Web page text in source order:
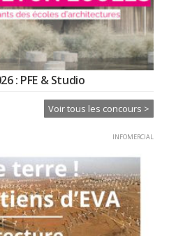
: PFE & Studio
Voir tous les concours >
INFOMERCIAL